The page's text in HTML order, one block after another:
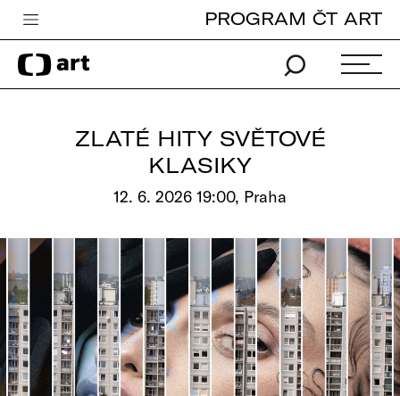
Česká televize
Zpravodajství
Vše o ČT
PROGRAM ČT ART
ZLATÉ HITY SVĚTOVÉ
KLASIKY
12. 6. 2026 19:00, Praha